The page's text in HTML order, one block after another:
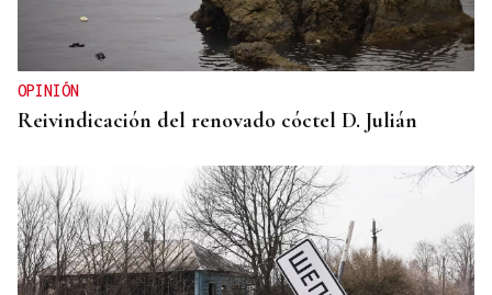
OPINIÓN
Reivindicación del renovado cóctel D. Julián